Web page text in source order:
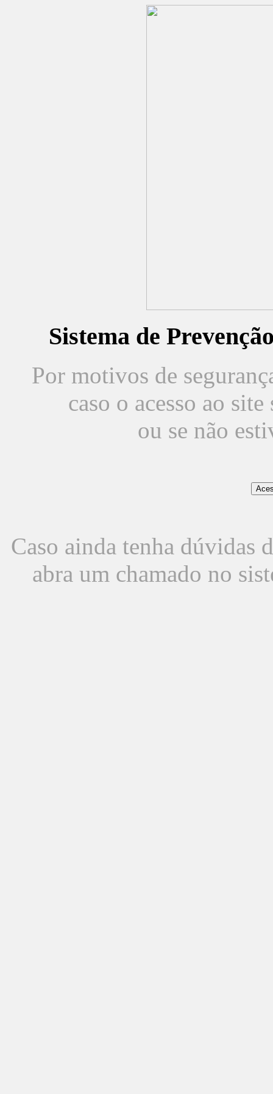
Sistema de
Por motivos de
caso o acesso ao
ou se não
Caso ainda tenha dúvidas
abra um chamado no